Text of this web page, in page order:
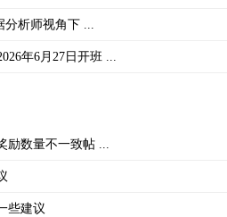
分析师视角下 ...
年6月27日开班 ...
励数量不一致帖 ...
些建议